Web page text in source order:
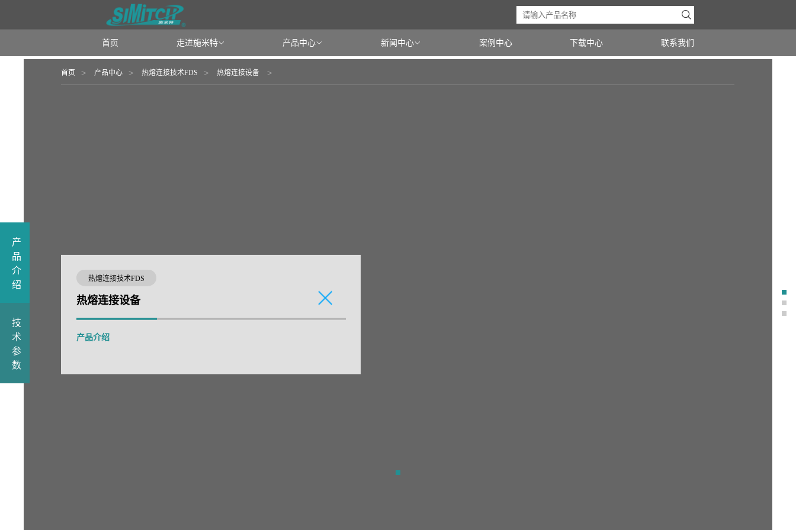

首页 走进施米特 产品中心 新闻中心 案例中心 下载中心 联系我们
产
品
介
绍
技
术
参
数
首页 产品中心 热熔连接技术FDS 热熔连接设备
热熔连接技术FDS
热熔连接设备
产品介绍